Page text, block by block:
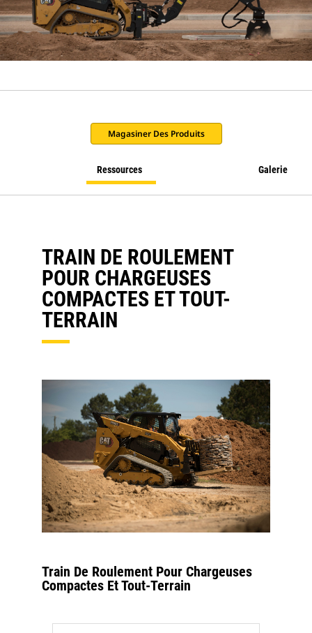
Magasiner Des Produits
Ressources Galerie
TRAIN DE ROULEMENT
POUR CHARGEUSES
COMPACTES ET TOUT-
TERRAIN
Train De Roulement Pour Chargeuses
Compactes Et Tout-Terrain